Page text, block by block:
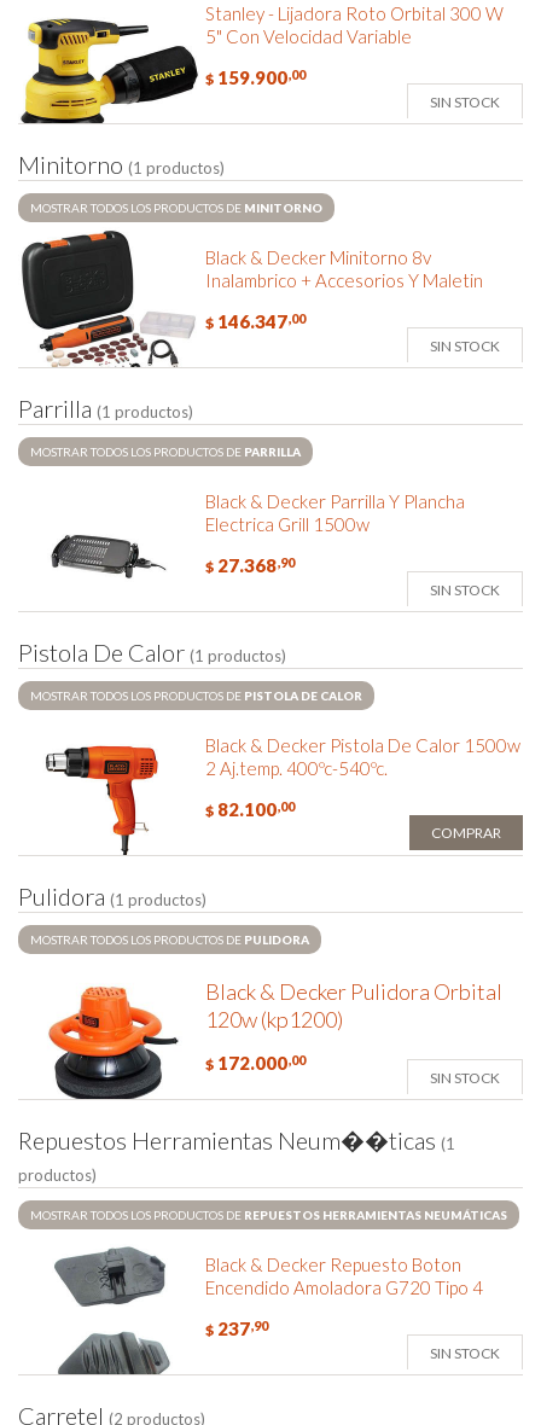
Stanley - Lijadora Roto Orbital 300 W
5" Con Velocidad Variable
$ 159.900,00
SIN STOCK
Minitorno (1 productos)
MOSTRAR TODOS LOS PRODUCTOS DE MINITORNO
Black & Decker Minitorno 8v
Inalambrico + Accesorios Y Maletin
$ 146.347,00
SIN STOCK
Parrilla (1 productos)
MOSTRAR TODOS LOS PRODUCTOS DE PARRILLA
Black & Decker Parrilla Y Plancha
Electrica Grill 1500w
$ 27.368,90
SIN STOCK
Pistola De Calor (1 productos)
MOSTRAR TODOS LOS PRODUCTOS DE PISTOLA DE CALOR
Black & Decker Pistola De Calor 1500w
2 Aj.temp. 400ºc-540ºc.
$ 82.100,00
COMPRAR
Pulidora (1 productos)
MOSTRAR TODOS LOS PRODUCTOS DE PULIDORA
Black & Decker Pulidora Orbital
120w (kp1200)
$ 172.000,00
SIN STOCK
Repuestos Herramientas Neum��ticas (1
productos)
MOSTRAR TODOS LOS PRODUCTOS DE REPUESTOS HERRAMIENTAS NEUMÁTICAS
Black & Decker Repuesto Boton
Encendido Amoladora G720 Tipo 4
$ 237,90
SIN STOCK
Carretel (2 productos)